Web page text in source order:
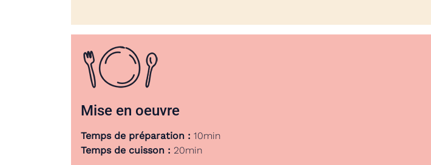
Mise en oeuvre
Temps de préparation : 10min
Temps de cuisson : 20min